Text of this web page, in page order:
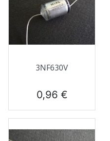
3NF630V
Prix
0,96 €